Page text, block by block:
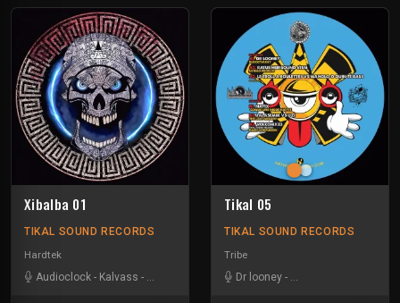
Xibalba 01
TIKAL SOUND RECORDS
Hardtek
Audioclock - Kalvass - Kesh Mik izif -Naak
Tikal 05
TIKAL SOUND RECORDS
Tribe
Dr looney - Le Troll à Roulettes